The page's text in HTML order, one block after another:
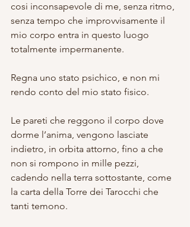
cosi inconsapevole di me, senza ritmo,
senza tempo che improvvisamente il
mio corpo entra in questo luogo
totalmente impermanente.
Regna uno stato psichico, e non mi
rendo conto del mio stato fisico.
Le pareti che reggono il corpo dove
dorme l’anima, vengono lasciate
indietro, in orbita attorno, fino a che
non si rompono in mille pezzi,
cadendo nella terra sottostante, come
la carta della Torre dei Tarocchi che
tanti temono.